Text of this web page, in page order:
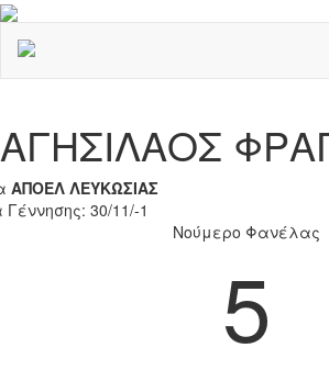
ΑΓΗΣΙΛΑΟΣ
ΑΠΟΕΛ ΛΕΥΚΩΣΙΑΣ
30/11/-1
Νούμερο Φανέλας
5